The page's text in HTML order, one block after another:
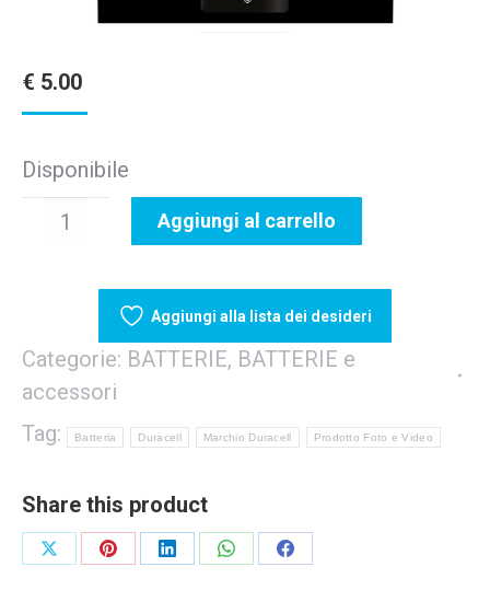
€ 5.00
Disponibile
DURACELL
Aggiungi al carrello
Aggiungi alla lista dei desideri
Categorie: BATTERIE, BATTERIE e
accessori
Tag:
Batteria Duracell Marchio Duracell Prodotto Foto e Video
Share this product
Share
Share
Share
Share
Share